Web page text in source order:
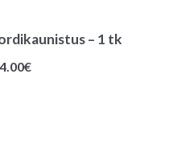
– 1 tk
4.00€Praegune